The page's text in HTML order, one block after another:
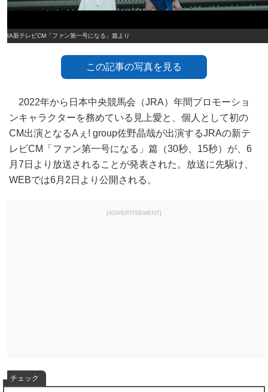
JRA新テレビCM「ファン第一号になる」篇より
この記事の写真を見る
2022年から日本中央競馬会（JRA）年間プロモーショ
ンキャラクターを務めている見上愛と、個人として初の
CM出演となるAぇ! group佐野晶哉が出演するJRAの新テ
レビCM「ファン第一号になる」篇（30秒、15秒）が、6
月7日より放送されることが発表された。放送に先駆け、
WEBでは6月2日より公開される。
[ADVERTISEMENT]
チェック